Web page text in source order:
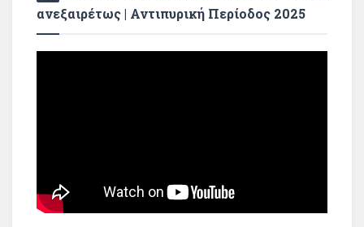
ανεξαιρέτως | Αντιπυρική Περίοδος 2025